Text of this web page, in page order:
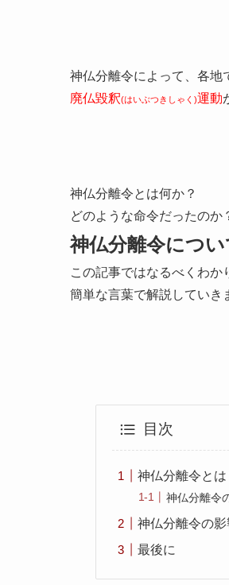
神仏分離令によって、各地
廃仏毀釈(はいぶつきしゃく)運動
神仏分離令とは何か？
どのような命令だったのか
神仏分離令につい
この記事ではなるべくわか
簡単な言葉で解説していき
目次
神仏分離令とは
神仏分離令
神仏分離令の影
最後に